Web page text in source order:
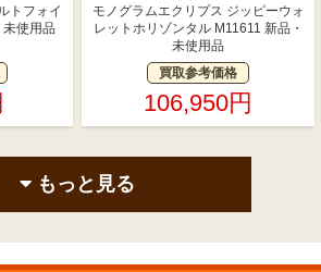
トフォイ
使用品
モノグラムエクリプス ジッピーウォ
レットホリゾンタル M11611 新品・
未使用品
買取参考価格
106,950円
もっと見る